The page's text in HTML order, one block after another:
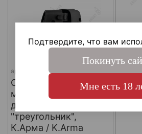
арт.
Складной шарнир
модульного приклада
для трубы приклада
"треугольник",
К.Арма / K.Arma
Подтвердите, что вам
Покинуть
Мне есть 18